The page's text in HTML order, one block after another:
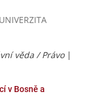
věda / Právo|
v Bosně a